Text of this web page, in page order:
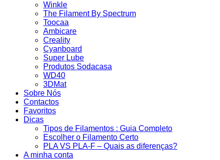
Winkle
The Filament By Spectrum
Toocaa
Ambicare
Creality
Cyanboard
Super Lube
Produtos Sodacasa
WD40
3DMat
Sobre Nós
Contactos
Favoritos
Dicas
Tipos de Filamentos : Guia Completo
Escolher o Filamento Certo
PLA VS PLA-F – Quais as diferenças?
A minha conta